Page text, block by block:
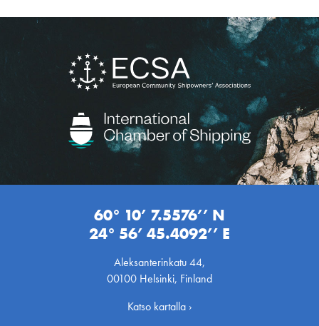
60° 10’ 7.5576’’ N
24° 56’ 45.4092’’ E
Aleksanterinkatu 44,
00100 Helsinki, Finland
Katso kartalla ›